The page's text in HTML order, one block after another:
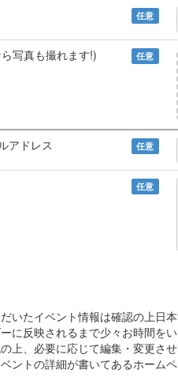
任意
写真も撮れます!) 任意
アドレス 任意
任意
いたイベント情報は確認の上日
に反映されるまで少々お時間を
上、必要に応じて編集・変更さ
ントの詳細が書いてあるホーム